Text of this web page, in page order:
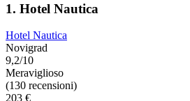
1. Hotel Nautica
Hotel Nautica
Novigrad
9,2/10
Meraviglioso
(130 recensioni)
203 €